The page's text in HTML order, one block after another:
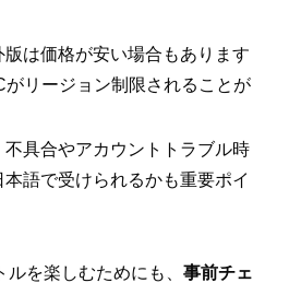
版は価格が安い場合もあります
がリージョン制限されることが
不具合やアカウントトラブル時
語で受けられるかも重要ポイ
を楽しむためにも、 事前チェ